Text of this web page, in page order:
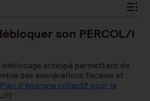
son PERCOL/I
déblocage anticipé permettant de
des exonérations fiscales et
Plan d’épargne collectif pour la
I) :